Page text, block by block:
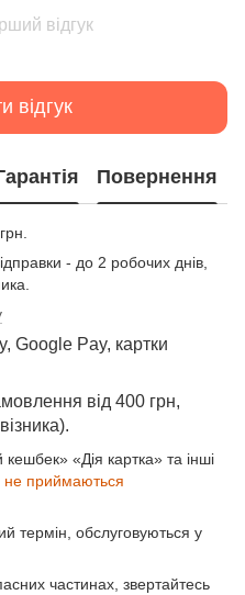
відгук
відгук
Повернення
- до 2 робочих днів,
Google Pay, картки
від 400 грн,
«Дія картка» та інші
не приймаються
термін, обслуговуються у
частинах, звертайтесь